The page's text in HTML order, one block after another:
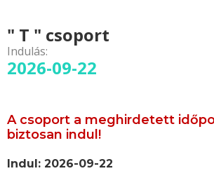
" T " csoport
Indulás:
2026-09-22
A csoport a meghirdetett
biztosan indul!
Indul: 2026-09-22